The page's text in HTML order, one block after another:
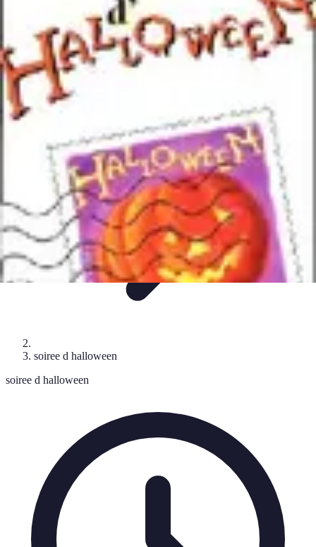
Soirée d'Halloween
soiree d halloweenDécorationOrganisationRecettesTendances
Soirée d'Halloween
soiree d halloween
soiree d halloween